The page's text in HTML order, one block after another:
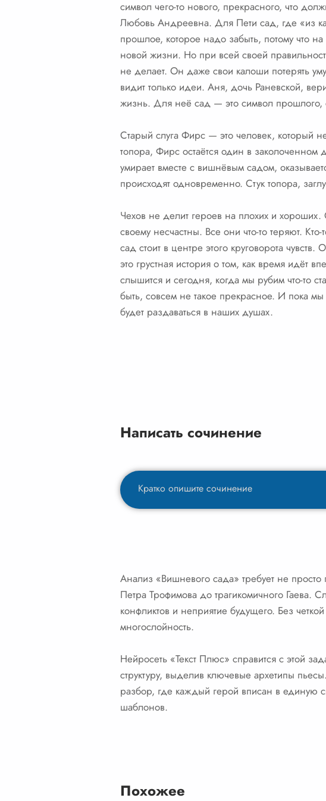
символ чего-то нового, прекрасного, что
Любовь Андреевна. Для Пети сад, где «из
прошлое, которое надо забыть, потому что
новой жизни. Но при всей своей
не делает. Он даже свои калоши потерять
видит только идеи. Аня, дочь Раневской,
жизнь. Для неё сад — это символ прошлого,
Старый слуга Фирс — это человек, который
топора, Фирс остаётся один в
умирает вместе с вишнёвым садом,
происходят одновременно. Стук топора,
Чехов не делит героев на плохих и
своему несчастны. Все они что-то теряют.
сад стоит в центре этого круговорота
это грустная история о том, как время идёт
слышится и сегодня, когда мы рубим что-то
быть, совсем не такое прекрасное. И пока
будет раздаваться в наших душах.
Написать сочинение
Анализ «Вишневого сада» требует не
Петра Трофимова до трагикомичного Гаева.
конфликтов и неприятие будущего. Без
многослойность.
Нейросеть «Текст Плюс» справится с этой
структуру, выделив ключевые архетипы
разбор, где каждый герой вписан в единую
шаблонов.
Похожее